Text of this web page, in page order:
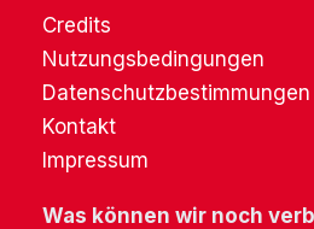
Credits
Nutzungsbedingungen
Datenschutzbestimmungen
Kontakt
Impressum
Was können wir noch